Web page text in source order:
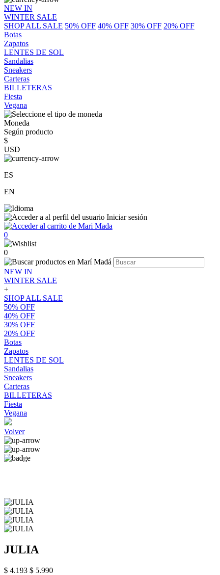
NEW IN
WINTER SALE
SHOP ALL SALE 50% OFF 40% OFF 30% OFF 20% OFF
Botas
Zapatos
LENTES DE SOL
Sandalias
Sneakers
Carteras
BILLETERAS
Fiesta
Vegana
Moneda
Según producto
$
USD
ES
EN
Iniciar sesión
0
0
NEW IN
WINTER SALE
+
SHOP ALL SALE
50% OFF
40% OFF
30% OFF
20% OFF
Botas
Zapatos
LENTES DE SOL
Sandalias
Sneakers
Carteras
BILLETERAS
Fiesta
Vegana
Volver
JULIA
$ 4.193 $ 5.990